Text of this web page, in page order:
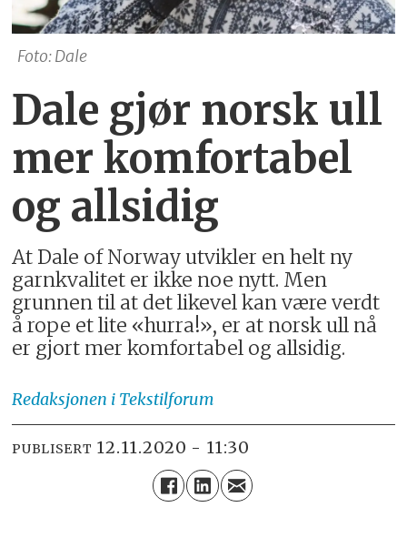
Foto: Dale
Dale gjør norsk ull
mer komfortabel
og allsidig
At Dale of Norway utvikler en helt ny
garnkvalitet er ikke noe nytt. Men
grunnen til at det likevel kan være verdt
å rope et lite «hurra!», er at norsk ull nå
er gjort mer komfortabel og allsidig.
Redaksjonen i Tekstilforum
PUBLISERT 12.11.2020 - 11:30